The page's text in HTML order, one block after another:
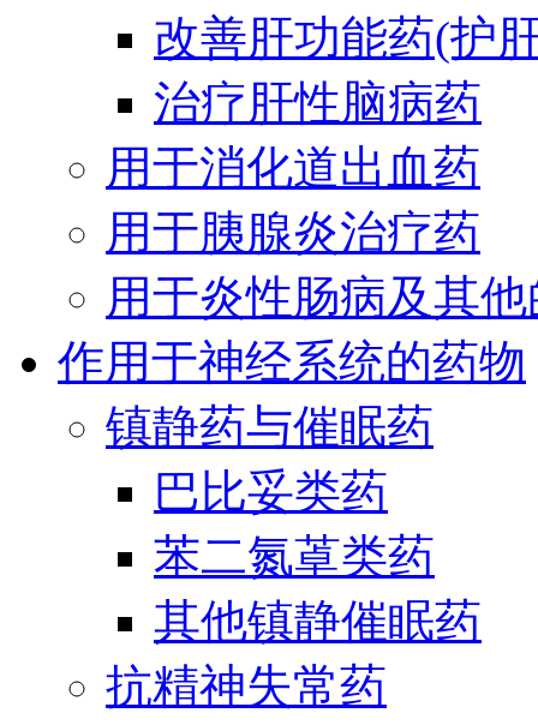
改善肝功能药(护
治疗肝性脑病药
用于消化道出血药
用于胰腺炎治疗药
用于炎性肠病及其
作用于神经系统的药物
镇静药与催眠药
巴比妥类药
苯二氮䓬类药
其他镇静催眠药
抗精神失常药